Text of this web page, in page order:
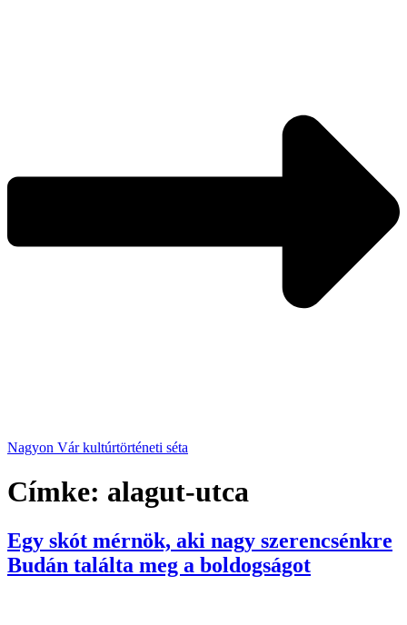
Nagyon Vár kultúrtörténeti séta
Címke: alagut-utca
Egy skót mérnök, aki nagy szerencsénkre
Budán találta meg a boldogságot